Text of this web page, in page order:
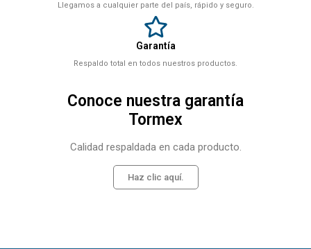
Llegamos a cualquier parte del país, rápido y seguro.
Garantía
Respaldo total en todos nuestros productos.
Conoce nuestra garantía
Tormex
Calidad respaldada en cada producto.
Haz clic aquí.